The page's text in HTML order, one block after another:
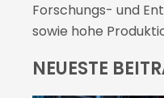
Forschungs- und
sowie hohe
NEUESTE